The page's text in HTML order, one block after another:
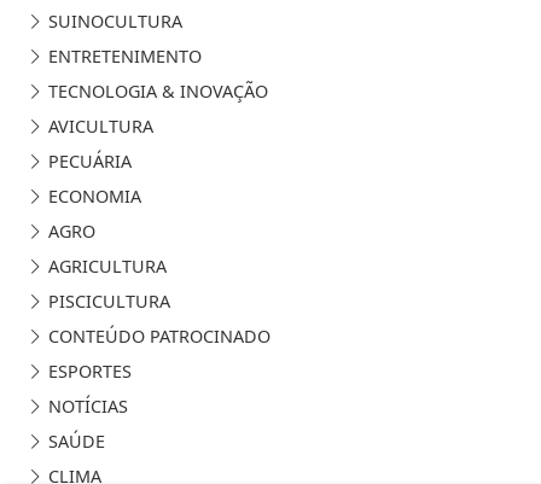
SUINOCULTURA
ENTRETENIMENTO
TECNOLOGIA & INOVAÇÃO
AVICULTURA
PECUÁRIA
ECONOMIA
AGRO
AGRICULTURA
PISCICULTURA
CONTEÚDO PATROCINADO
ESPORTES
NOTÍCIAS
SAÚDE
CLIMA